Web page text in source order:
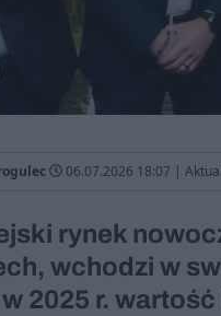
06.07.2026 18:07 |
rynek
wchodzi w
2025 r.